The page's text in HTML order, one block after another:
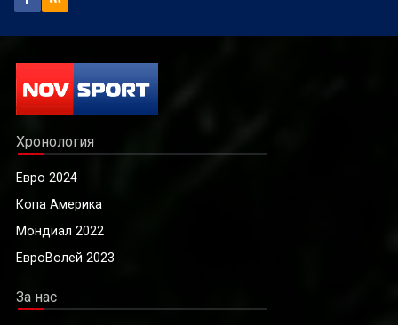
Хронология
Евро 2024
Копа Америка
Мондиал 2022
ЕвроВолей 2023
За нас